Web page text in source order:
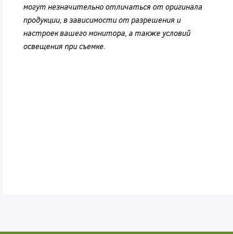
могут незначительно отличаться от оригинала
продукции, в зависимости от разрешения и
настроек вашего монитора, а также условий
освещения при съемке.